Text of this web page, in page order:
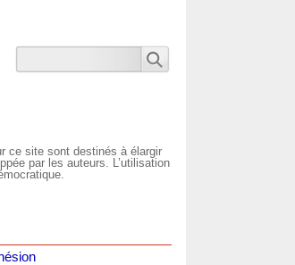
ce site sont destinés à élargir
par les auteurs. L’utilisation